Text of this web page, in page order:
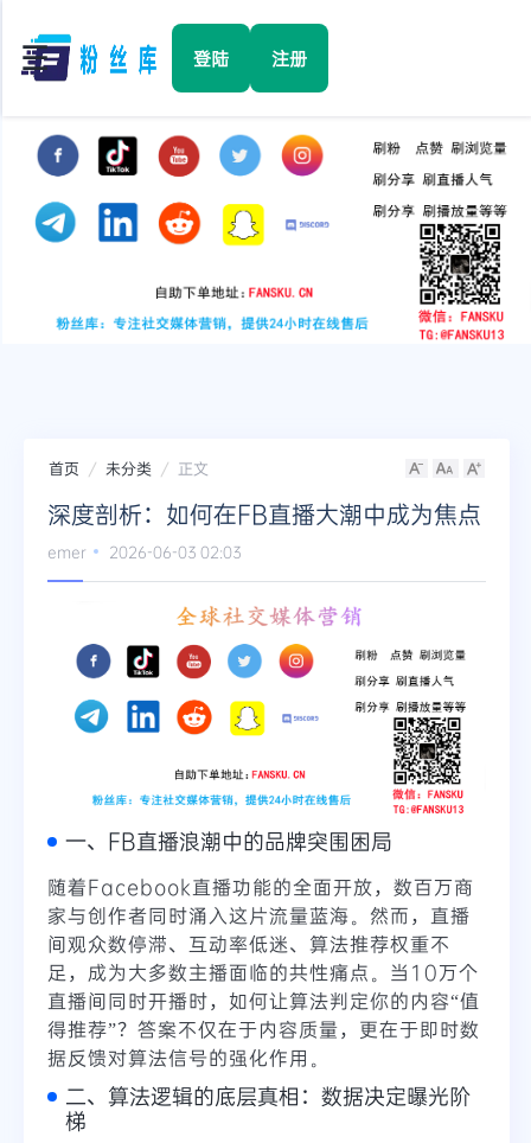
☰ 登陆 注册
Facebook
TikTok
YouTube
Twitter
Telegram
更多
首页 未分类 正文
深度剖析：如何在FB直播大潮中成为焦点
emer 2026-06-03 02:03
一、FB直播浪潮中的品牌突围困局
随着Facebook直播功能的全面开放，数百万商
家与创作者同时涌入这片流量蓝海。然而，直播
间观众数停滞、互动率低迷、算法推荐权重不
足，成为大多数主播面临的共性痛点。当10万个
直播间同时开播时，如何让算法判定你的内容“值
得推荐”？答案不仅在于内容质量，更在于即时数
据反馈对算法信号的强化作用。
二、算法逻辑的底层真相：数据决定曝光阶
梯